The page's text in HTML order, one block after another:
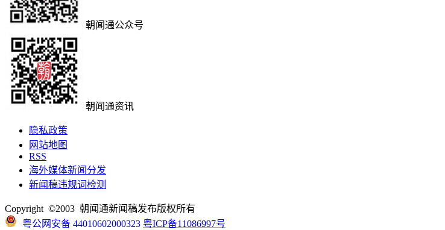
朝闻通公众号
朝闻通资讯
隐私政策
网站地图
RSS
海外媒体新闻分发
新闻稿违规词检测
Copyright ©2003 朝闻通新闻稿发布版权所有
粤公网安备 44010602000323 粤ICP备11086997号